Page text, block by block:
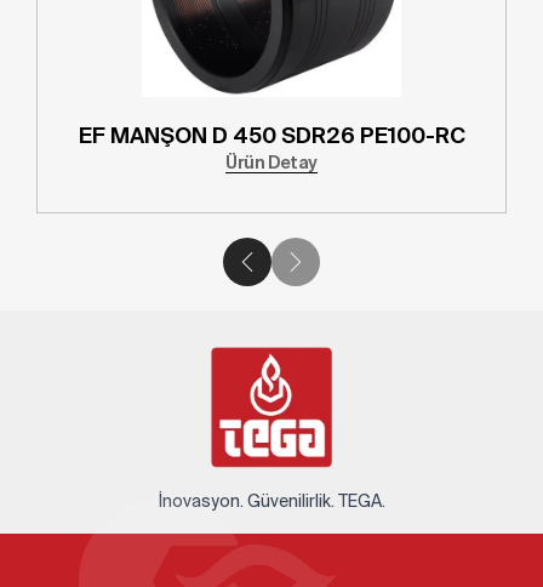
EF MANŞON D 450 SDR26 PE100-RC
Ürün Detay
İnovasyon. Güvenilirlik. TEGA.